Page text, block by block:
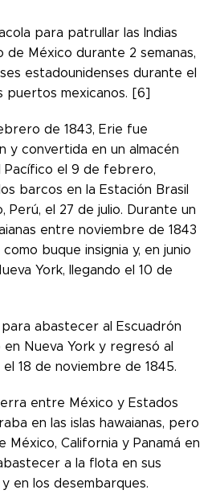
para patrullar las Indias
de México durante 2 semanas,
estadounidenses durante el
puertos mexicanos. [6]
de 1843, Erie fue
y convertida en un almacén
Pacífico el 9 de febrero,
barcos en la Estación Brasil
Perú, el 27 de julio. Durante un
entre noviembre de 1843
buque insignia y, en junio
York, llegando el 10 de
abastecer al Escuadrón
Nueva York y regresó al
18 de noviembre de 1845.
entre México y Estados
en las islas hawaianas, pero
México, California y Panamá en
a la flota en sus
en los desembarques.